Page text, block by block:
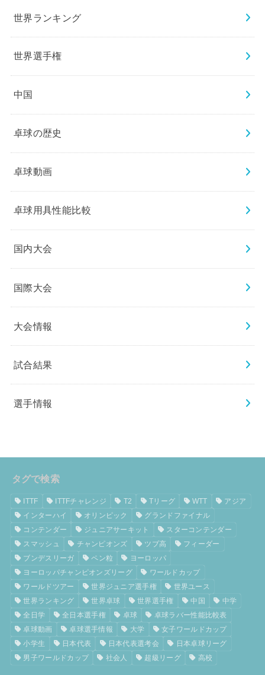
世界ランキング
世界選手権
中国
卓球の歴史
卓球動画
卓球用具性能比較
国内大会
国際大会
大会情報
試合結果
選手情報
タグで検索
ITTF ITTFチャレンジ T2 Tリーグ WTT
アジア
インターハイ
オリンピック
グランドファイナル
コンテンダー
ジュニアサーキット
スターコンテンダー
スマッシュ
チャンピオンズ ツブ高
フィーダー
ブンデスリーガ
ペン粒
ヨーロッパ
ヨーロッパチャンピオンズリーグ
ワールドカップ
ワールドツアー
世界ジュニア選手権
世界ユース
世界ランキング
世界卓球 世界選手権 中国
中学
全日学
全日本選手権 卓球
卓球ラバー性能比較表
卓球動画
卓球選手情報 大学
女子ワールドカップ
小学生
日本代表 日本代表選考会
日本卓球リーグ
男子ワールドカップ
社会人 超級リーグ 高校